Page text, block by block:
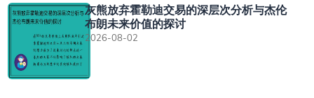
灰熊放弃霍勒迪交易的深层次分析与杰伦
布朗未来价值的探讨
2026-08-02